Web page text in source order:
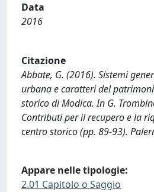
Data
2016
Citazione
Abbate, G. (2016). Sistemi
urbana e caratteri del
storico di Modica. In G.
Contributi per il recupero e la
centro storico (pp. 89-93).
Appare nelle tipologie:
2.01 Capitolo o Saggio